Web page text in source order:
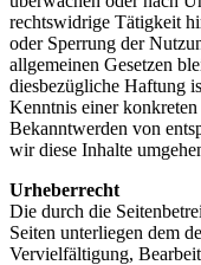
rechtswidrige Tätigkeit
oder Sperrung der
allgemeinen Gesetzen
diesbezügliche Haftung
Kenntnis einer
Bekanntwerden von
wir diese Inhalte
Urheberrecht
Die durch die
Seiten unterliegen dem
Vervielfältigung,